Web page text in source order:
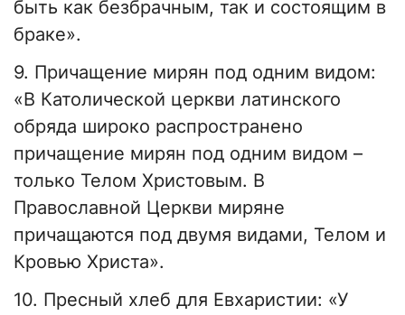
быть как безбрачным, так и состоящим в
браке».
9. Причащение мирян под одним видом:
«В Католической церкви латинского
обряда широко распространено
причащение мирян под одним видом –
только Телом Христовым. В
Православной Церкви миряне
причащаются под двумя видами, Телом и
Кровью Христа».
10. Пресный хлеб для Евхаристии: «У